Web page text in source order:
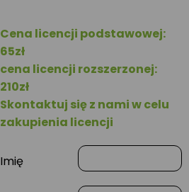
Cena licencji podstawowej:
65zł
cena licencji rozszerzonej:
210zł
Skontaktuj się z nami w celu
zakupienia licencji
Imię